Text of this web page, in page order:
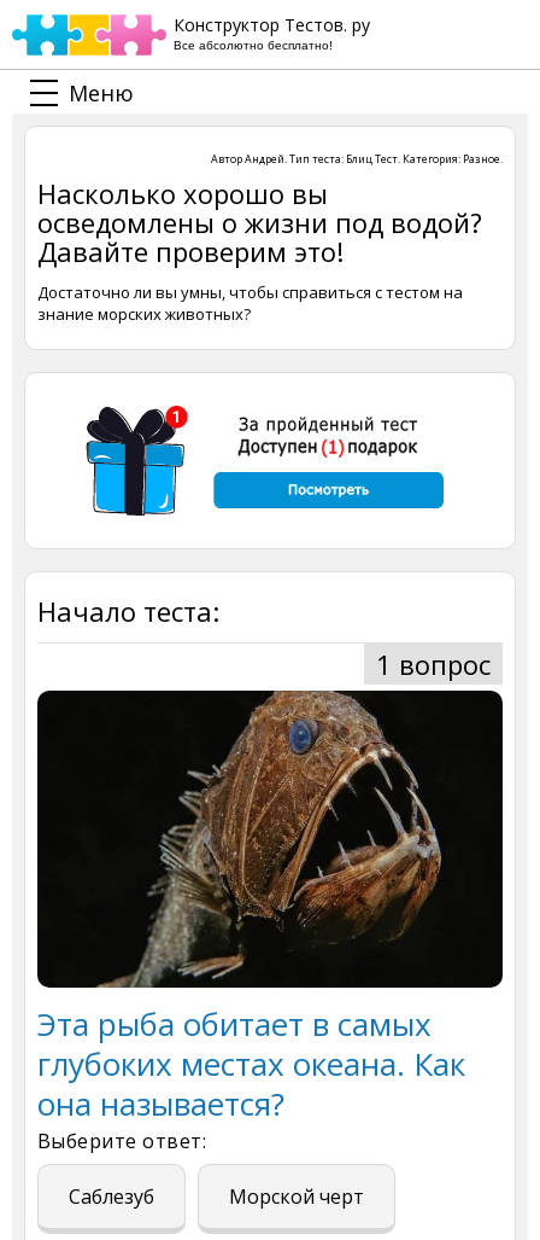
Конструктор Тестов. ру
Все абсолютно бесплатно!
Меню
АвторАндрей. Тип теста: Блиц Тест. Категория: Разное.
Насколько хорошо вы
осведомлены о жизни под водой?
Давайте проверим это!
Достаточно ли вы умны, чтобы справиться с тестом на
знание морских животных?
Начало теста:
1 вопрос
Эта рыба обитает в самых
глубоких местах океана. Как
она называется?
Выберите ответ:
Саблезуб Морской черт